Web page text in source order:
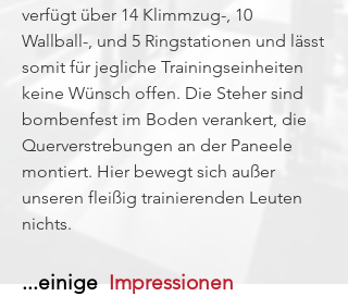
verfügt über 14 Klimmzug-, 10
Wallball-, und 5 Ringstationen und lässt
somit für jegliche Trainingseinheiten
keine Wünsch offen. Die Steher sind
bombenfest im Boden verankert, die
Querverstrebungen an der Paneele
montiert. Hier bewegt sich außer
unseren fleißig trainierenden Leuten
nichts.
...einige Impressionen